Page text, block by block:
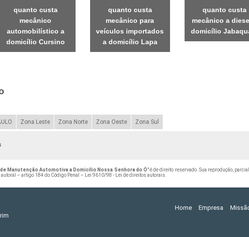
quanto custa
mecânico
automobilístico a
domicílio Cursino
quanto custa
mecânico para
veículos importados
a domicílio Lapa
quanto custa
mecânico a
domicílio
Zona Leste Zona Norte Zona Oeste Zona Sul
Manutenção Automotiva a Domicílio Nossa Senhora do Ó" é de direito reservado. Sua reprodução,
– artigo 184 do Código Penal – Lei 9610/98 - Lei de direitos autorais.
Home Empresa